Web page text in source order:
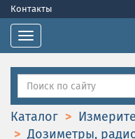
Контакты
Toggle navigation
Каталог
Дозиметры,